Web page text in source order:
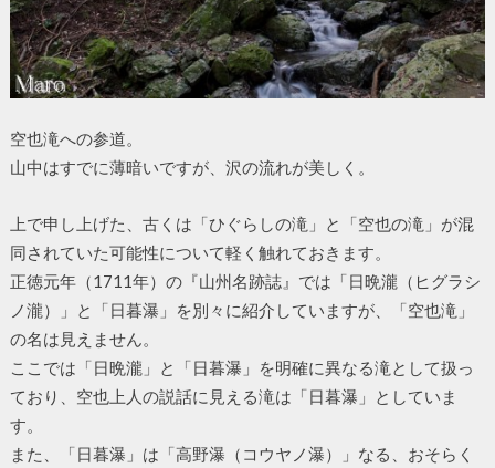
空也滝への参道。
山中はすでに薄暗いですが、沢の流れが美しく。
上で申し上げた、古くは「ひぐらしの滝」と「空也の滝」が混
同されていた可能性について軽く触れておきます。
正徳元年（1711年）の『山州名跡誌』では「日晩瀧（ヒグラシ
ノ瀧）」と「日暮瀑」を別々に紹介していますが、「空也滝」
の名は見えません。
ここでは「日晩瀧」と「日暮瀑」を明確に異なる滝として扱っ
ており、空也上人の説話に見える滝は「日暮瀑」としていま
す。
また、「日暮瀑」は「高野瀑（コウヤノ瀑）」なる、おそらく